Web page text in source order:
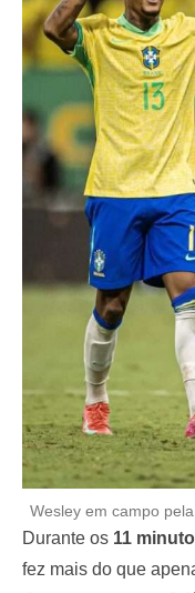
Wesley em campo
Durante os 11
fez mais do que